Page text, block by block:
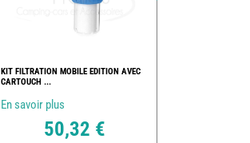
KIT FILTRATION MOBILE EDITION AVEC
CARTOUCH ...
En savoir plus
50,32 €